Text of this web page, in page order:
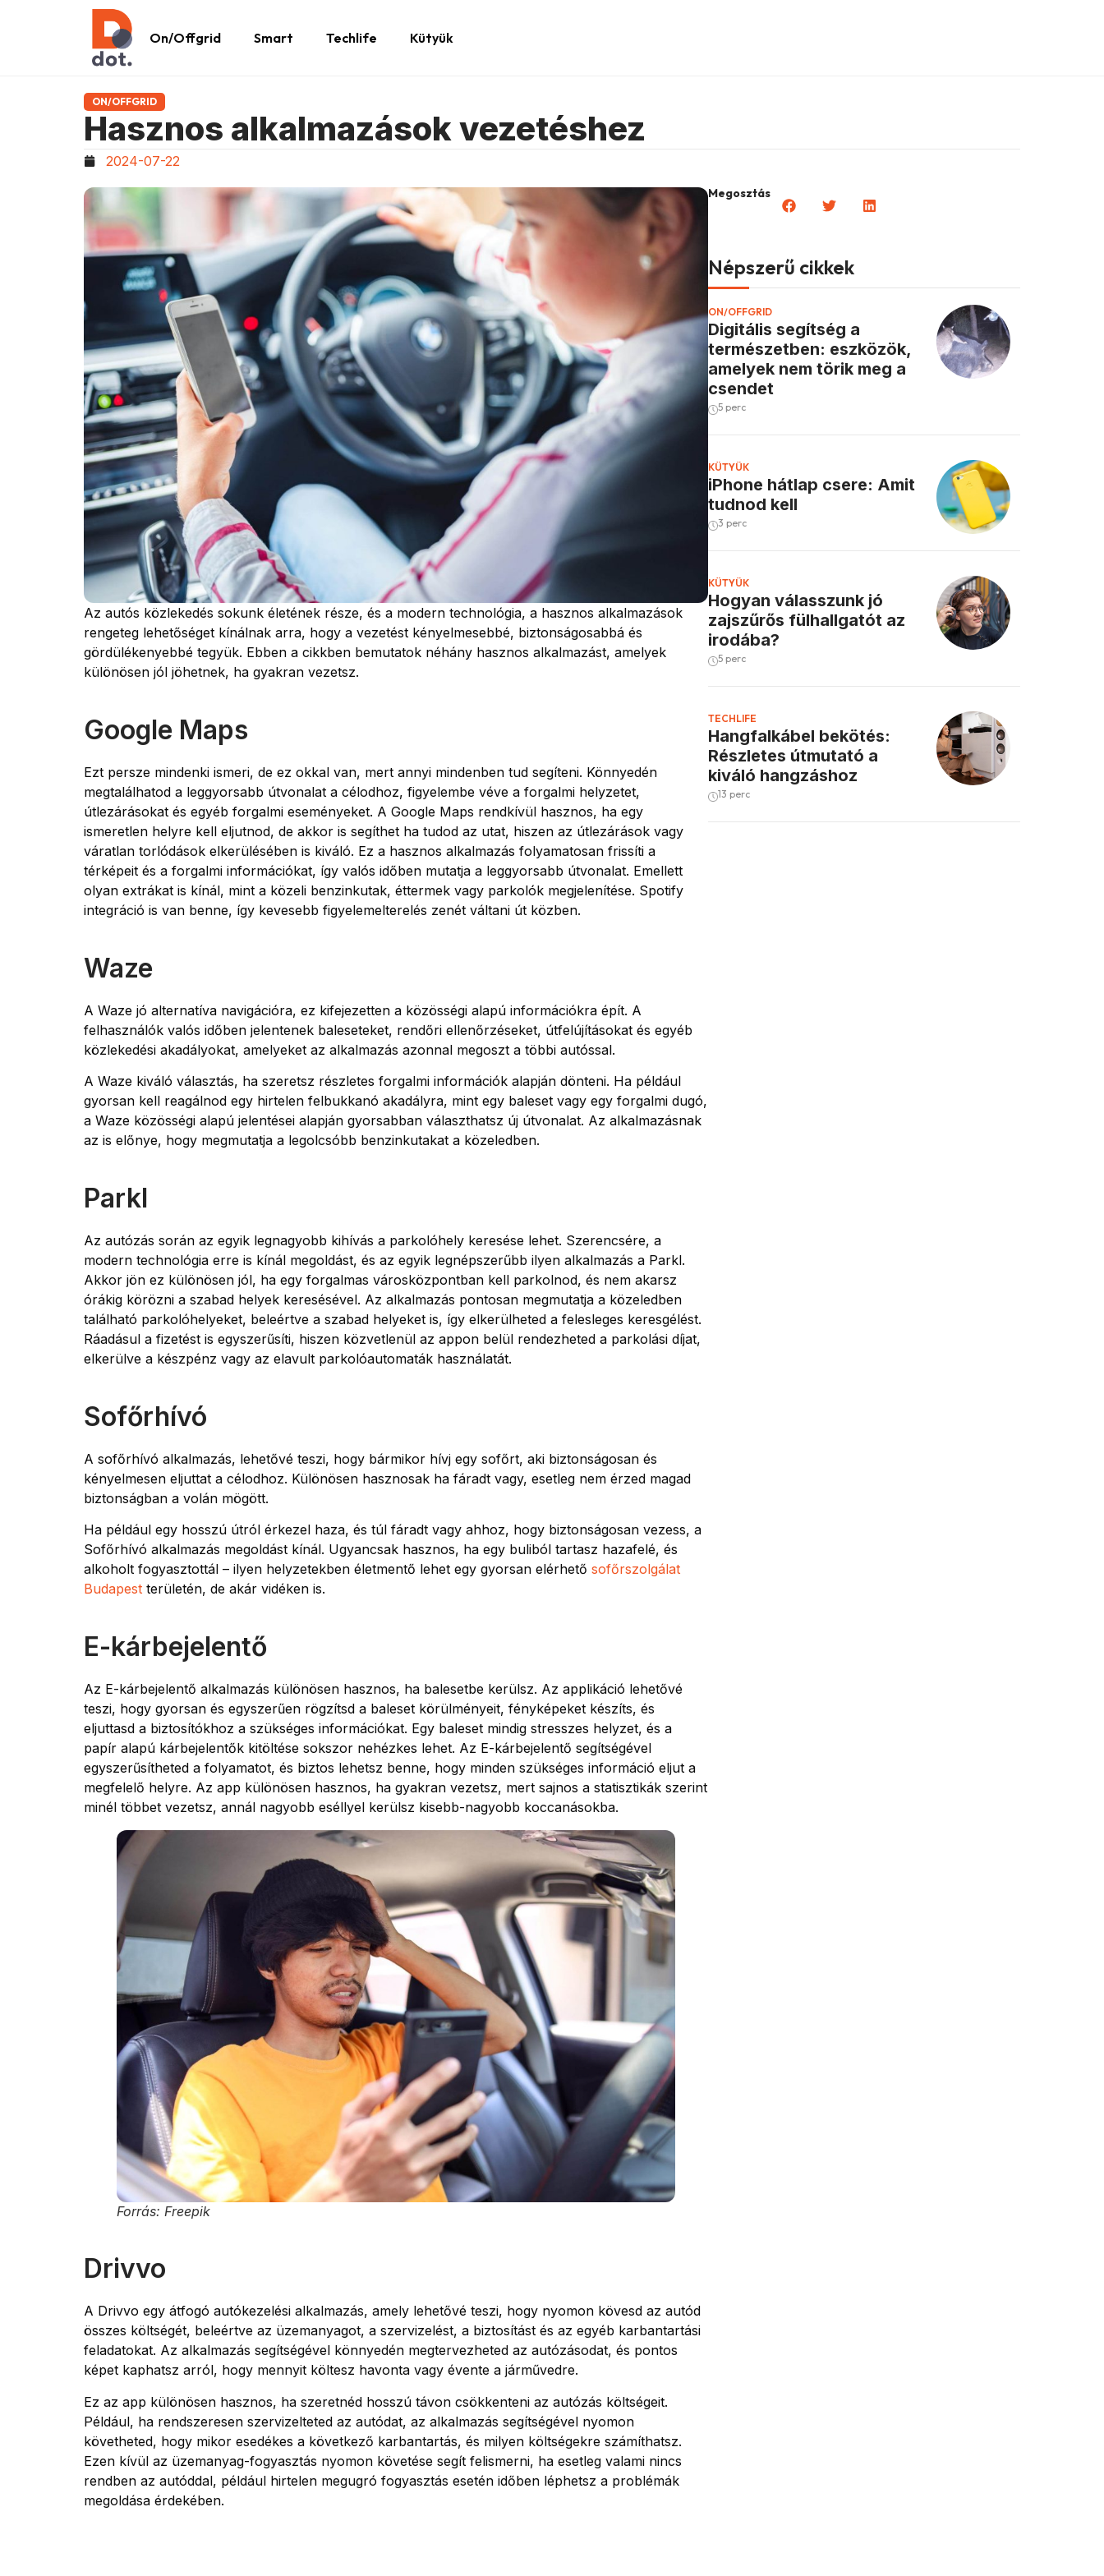
On/Offgrid Smart Techlife Kütyük
ON/OFFGRID
Hasznos alkalmazások vezetéshez
2024-07-22
Az autós közlekedés sokunk életének része, és a modern technológia, a hasznos alkalmazások
rengeteg lehetőséget kínálnak arra, hogy a vezetést kényelmesebbé, biztonságosabbá és
gördülékenyebbé tegyük. Ebben a cikkben bemutatok néhány hasznos alkalmazást, amelyek
különösen jól jöhetnek, ha gyakran vezetsz.
Google Maps
Ezt persze mindenki ismeri, de ez okkal van, mert annyi mindenben tud segíteni. Könnyedén
megtalálhatod a leggyorsabb útvonalat a célodhoz, figyelembe véve a forgalmi helyzetet,
útlezárásokat és egyéb forgalmi eseményeket. A Google Maps rendkívül hasznos, ha egy
ismeretlen helyre kell eljutnod, de akkor is segíthet ha tudod az utat, hiszen az útlezárások vagy
váratlan torlódások elkerülésében is kiváló. Ez a hasznos alkalmazás folyamatosan frissíti a
térképeit és a forgalmi információkat, így valós időben mutatja a leggyorsabb útvonalat. Emellett
olyan extrákat is kínál, mint a közeli benzinkutak, éttermek vagy parkolók megjelenítése. Spotify
integráció is van benne, így kevesebb figyelemelterelés zenét váltani út közben.
Waze
A Waze jó alternatíva navigációra, ez kifejezetten a közösségi alapú információkra épít. A
felhasználók valós időben jelentenek baleseteket, rendőri ellenőrzéseket, útfelújításokat és egyéb
közlekedési akadályokat, amelyeket az alkalmazás azonnal megoszt a többi autóssal.
A Waze kiváló választás, ha szeretsz részletes forgalmi információk alapján dönteni. Ha például
gyorsan kell reagálnod egy hirtelen felbukkanó akadályra, mint egy baleset vagy egy forgalmi dugó,
a Waze közösségi alapú jelentései alapján gyorsabban választhatsz új útvonalat. Az alkalmazásnak
az is előnye, hogy megmutatja a legolcsóbb benzinkutakat a közeledben.
Parkl
Az autózás során az egyik legnagyobb kihívás a parkolóhely keresése lehet. Szerencsére, a
modern technológia erre is kínál megoldást, és az egyik legnépszerűbb ilyen alkalmazás a Parkl.
Akkor jön ez különösen jól, ha egy forgalmas városközpontban kell parkolnod, és nem akarsz
órákig körözni a szabad helyek keresésével. Az alkalmazás pontosan megmutatja a közeledben
található parkolóhelyeket, beleértve a szabad helyeket is, így elkerülheted a felesleges keresgélést.
Ráadásul a fizetést is egyszerűsíti, hiszen közvetlenül az appon belül rendezheted a parkolási díjat,
elkerülve a készpénz vagy az elavult parkolóautomaták használatát.
Sofőrhívó
A sofőrhívó alkalmazás, lehetővé teszi, hogy bármikor hívj egy sofőrt, aki biztonságosan és
kényelmesen eljuttat a célodhoz. Különösen hasznosak ha fáradt vagy, esetleg nem érzed magad
biztonságban a volán mögött.
Ha például egy hosszú útról érkezel haza, és túl fáradt vagy ahhoz, hogy biztonságosan vezess, a
Sofőrhívó alkalmazás megoldást kínál. Ugyancsak hasznos, ha egy buliból tartasz hazafelé, és
alkoholt fogyasztottál – ilyen helyzetekben életmentő lehet egy gyorsan elérhető sofőrszolgálat
Budapest területén, de akár vidéken is.
E-kárbejelentő
Az E-kárbejelentő alkalmazás különösen hasznos, ha balesetbe kerülsz. Az applikáció lehetővé
teszi, hogy gyorsan és egyszerűen rögzítsd a baleset körülményeit, fényképeket készíts, és
eljuttasd a biztosítókhoz a szükséges információkat. Egy baleset mindig stresszes helyzet, és a
papír alapú kárbejelentők kitöltése sokszor nehézkes lehet. Az E-kárbejelentő segítségével
egyszerűsítheted a folyamatot, és biztos lehetsz benne, hogy minden szükséges információ eljut a
megfelelő helyre. Az app különösen hasznos, ha gyakran vezetsz, mert sajnos a statisztikák szerint
minél többet vezetsz, annál nagyobb eséllyel kerülsz kisebb-nagyobb koccanásokba.
Forrás: Freepik
Drivvo
A Drivvo egy átfogó autókezelési alkalmazás, amely lehetővé teszi, hogy nyomon kövesd az autód
összes költségét, beleértve az üzemanyagot, a szervizelést, a biztosítást és az egyéb karbantartási
feladatokat. Az alkalmazás segítségével könnyedén megtervezheted az autózásodat, és pontos
képet kaphatsz arról, hogy mennyit költesz havonta vagy évente a járművedre.
Ez az app különösen hasznos, ha szeretnéd hosszú távon csökkenteni az autózás költségeit.
Például, ha rendszeresen szervizelteted az autódat, az alkalmazás segítségével nyomon
követheted, hogy mikor esedékes a következő karbantartás, és milyen költségekre számíthatsz.
Ezen kívül az üzemanyag-fogyasztás nyomon követése segít felismerni, ha esetleg valami nincs
rendben az autóddal, például hirtelen megugró fogyasztás esetén időben léphetsz a problémák
megoldása érdekében.
Megosztás
Népszerű cikkek
ON/OFFGRID
Digitális segítség a
természetben: eszközök,
amelyek nem törik meg a
csendet
5 perc
KÜTYÜK
iPhone hátlap csere: Amit
tudnod kell
3 perc
KÜTYÜK
Hogyan válasszunk jó
zajszűrős fülhallgatót az
irodába?
5 perc
TECHLIFE
Hangfalkábel bekötés:
Részletes útmutató a
kiváló hangzáshoz
13 perc